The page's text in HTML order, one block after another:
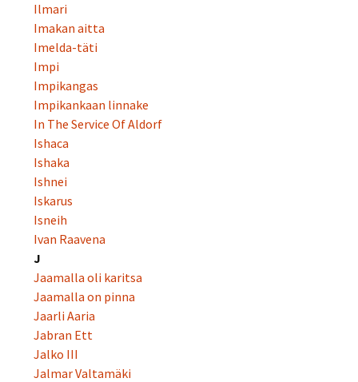
Ilmari
Imakan aitta
Imelda-täti
Impi
Impikangas
Impikankaan linnake
In The Service Of Aldorf
Ishaca
Ishaka
Ishnei
Iskarus
Isneih
Ivan Raavena
J
Jaamalla oli karitsa
Jaamalla on pinna
Jaarli Aaria
Jabran Ett
Jalko III
Jalmar Valtamäki